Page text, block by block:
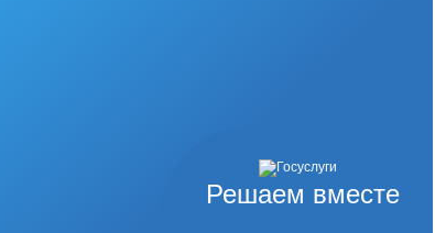
Решаем вместе
оказания экстренной помощи